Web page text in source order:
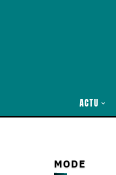
ACTU
MODE